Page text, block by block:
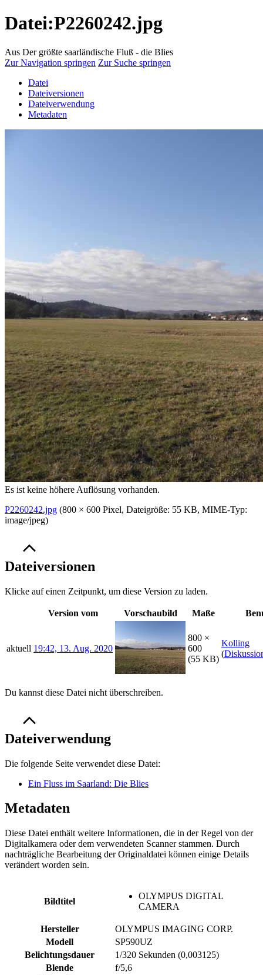
Datei:P2260242.jpg
Aus Der größte saarländische Fluß - die Blies
Zur Navigation springen Zur Suche springen
Datei
Dateiversionen
Dateiverwendung
Metadaten
Es ist keine höhere Auflösung vorhanden.
P2260242.jpg (800 × 600 Pixel, Dateigröße: 55 KB, MIME-Typ:
image/jpeg)
Dateiversionen
Klicke auf einen Zeitpunkt, um diese Version zu laden.
Version vom Vorschaubild Maße
aktuell 19:42, 13. Aug. 2020
800 ×
600
(55 KB)
Kolling
(
Du kannst diese Datei nicht überschreiben.
Dateiverwendung
Die folgende Seite verwendet diese Datei:
Ein Fluss im Saarland: Die Blies
Metadaten
Diese Datei enthält weitere Informationen, die in der Regel von der
Digitalkamera oder dem verwendeten Scanner stammen. Durch
nachträgliche Bearbeitung der Originaldatei können einige Details
verändert worden sein.
Bildtitel
OLYMPUS DIGITAL
CAMERA
Hersteller
OLYMPUS IMAGING CORP.
Modell
SP590UZ
Belichtungsdauer
1/320 Sekunden (0,003125)
Blende
f/5,6